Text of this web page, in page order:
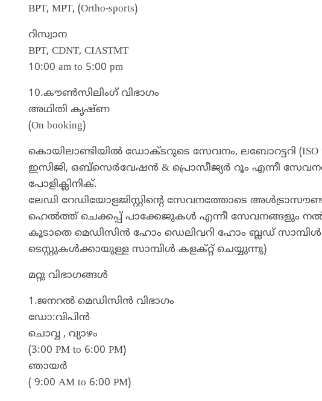
BPT, MPT, (Ortho-sports)
റിസ്വാന
BPT, CDNT, CIASTMT
10:00 am to 5:00 pm
10.കൗൺസിലിംഗ് വിഭാഗം
അഥിതി കൃഷ്ണ
(On booking)
കൊയിലാണ്ടിയില്‍ ഡോക്ടറുടെ സേവനം, ലബോറട്ടറി (ISO
ഇസിജി, ഒബ്‌സെര്‍വേഷന്‍ & പ്രൊസീജ്യര്‍ റൂം എന്നീ
പോളിക്ലിനിക്.
ലേഡി റേഡിയോളജിസ്റ്റിന്റെ സേവനത്തോടെ അള്‍ട്രാസൗണ്ട്
ഹെല്‍ത്ത് ചെക്കപ്പ് പാക്കേജുകള്‍ എന്നീ സേവനങ്ങളും
കൂടാതെ മെഡിസിൻ ഹോം ഡെലിവറി ഹോം ബ്ലഡ്‌
ടെസ്റ്റുകൾക്കായുള്ള സാമ്പിൾ കളക്റ്റ് ചെയ്യുന്നു)
മറ്റു വിഭാഗങ്ങൾ
1.ജനറൽ മെഡിസിൻ വിഭാഗം
ഡോ:വിപിൻ
ചൊവ്വ , വ്യാഴം
(3:00 PM to 6:00 PM)
ഞായർ
( 9:00 AM to 6:00 PM)